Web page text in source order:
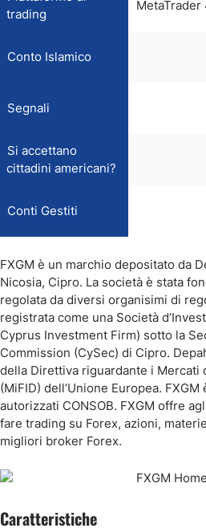
trading
Conto Islamico
Segnali
Si accettano
cittadini americani?
Conti Gestiti
FXGM è un marchio depositato da
Nicosia, Cipro. La società è stata
regolata da diversi organisimi di
registrata come una Società
Cyprus Investment Firm) sotto la
Commission (CySec) di Cipro.
della Direttiva riguardante i Mercati
(MiFID) dell’Unione Europea.
autorizzati CONSOB. FXGM offre
fare trading su Forex, azioni,
migliori broker Forex.
Caratteristiche